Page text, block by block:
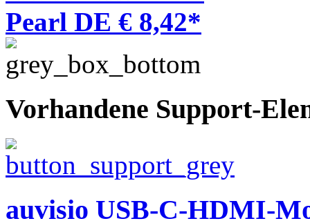
Pearl DE € 8,42*
Vorhandene Support-
auvisio USB-C-HDMI-